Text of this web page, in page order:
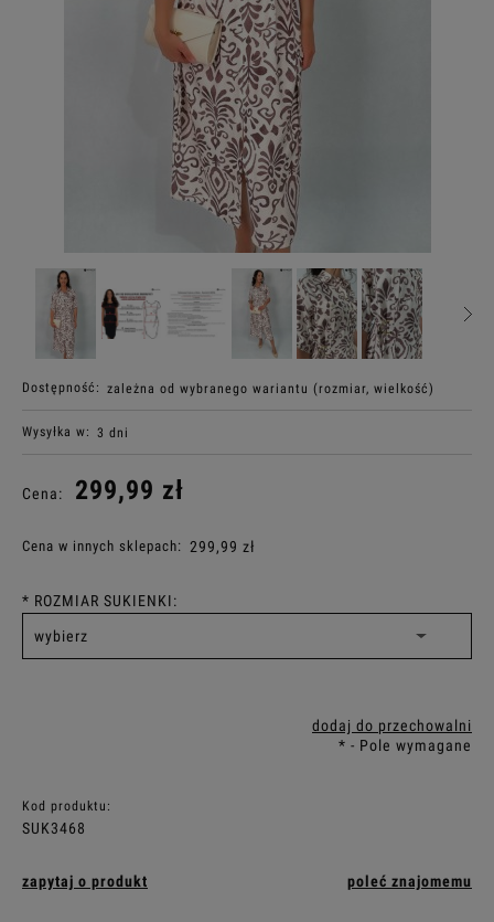
Dostępność: zależna od wybranego wariantu (rozmiar, wielkość)
Wysyłka w: 3 dni
Cena: 299,99 zł
Cena w innych sklepach: 299,99 zł
* ROZMIAR SUKIENKI:
dodaj do przechowalni
* - Pole wymagane
Kod produktu:
SUK3468
zapytaj o produkt poleć znajomemu